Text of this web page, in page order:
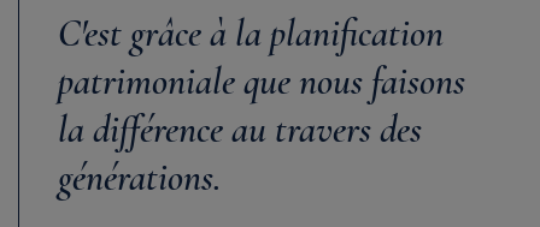
C'est grâce à la planification
patrimoniale que nous faisons
la différence au travers des
générations.